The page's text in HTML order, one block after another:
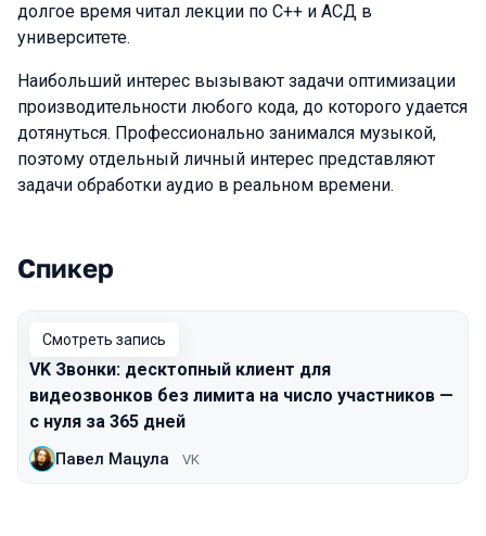
долгое время читал лекции по C++ и АСД в
университете.
Наибольший интерес вызывают задачи оптимизации
производительности любого кода, до которого удается
дотянуться. Профессионально занимался музыкой,
поэтому отдельный личный интерес представляют
задачи обработки аудио в реальном времени.
Выступления в сезоне 2021
Спикер
Смотреть запись
VK Звонки: десктопный клиент для
видеозвонков без лимита на число участников —
с нуля за 365 дней
Павел Мацула VK